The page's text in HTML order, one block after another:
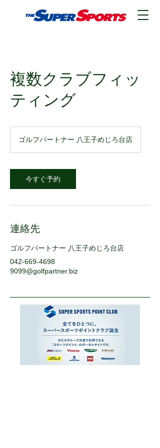
複数クラブフィッ
ティング
ゴルフパートナー 八王子めじろ台店
今すぐ予約
連絡先
ゴルフパートナー 八王子めじろ台店
042-669-4698
9099@golfpartner.biz